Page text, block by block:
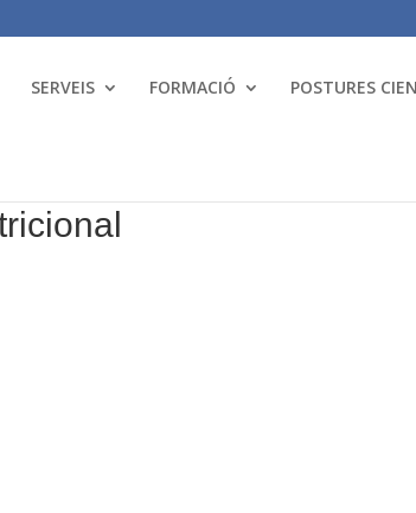
SERVEIS FORMACIÓ POSTURES